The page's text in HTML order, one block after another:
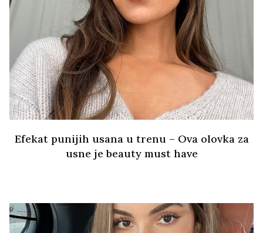
Efekat punijih usana u trenu – Ova olovka za
usne je beauty must have